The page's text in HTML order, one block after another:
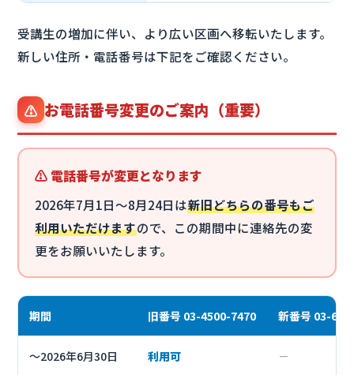
受講生の増加に伴い、より広い区画へ移転いたします。
新しい住所・電話番号は下記をご確認ください。
⚠ お電話番号変更のご案内（重要）
⚠️ 電話番号が変更となります
2026年7月1日〜8月24日は新旧どちらの番号もご
利用いただけますので、この期間中に連絡先の変
更をお願いいたします。
期間 旧番号 03-4500-7470 新番号 03-
〜2026年6月30日 利用可 －